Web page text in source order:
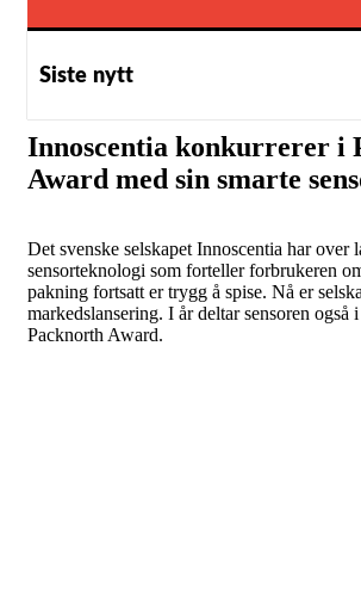
Siste nytt
Innoscentia konkurrerer i
Award med sin smarte
Det svenske selskapet Innoscentia har over
sensorteknologi som forteller forbrukeren
pakning fortsatt er trygg å spise. Nå er
markedslansering. I år deltar sensoren også
Packnorth Award.